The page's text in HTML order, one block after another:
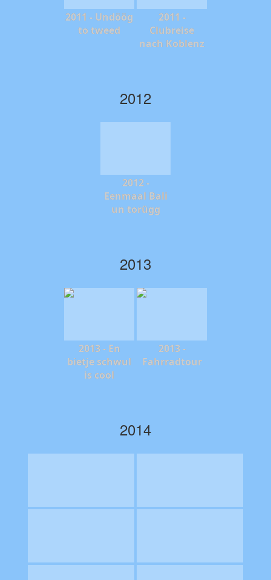
2011 - Undöög
to tweed
2011 -
Clubreise
nach Koblenz
2012
2012 -
Eenmaal Bali
un torügg
2013
2013 - En
bietje schwul
is cool
2013 -
Fahrradtour
2014